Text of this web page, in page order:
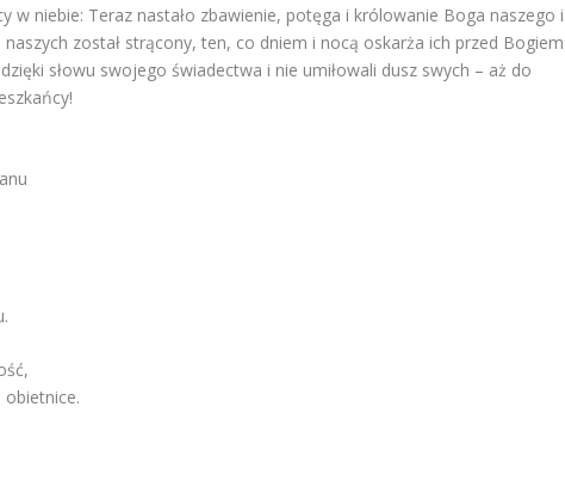
w niebie: Teraz nastało zbawienie, potęga i królowanie Boga naszego i
został strącony, ten, co dniem i nocą oskarża ich przed Bogiem
słowu swojego świadectwa i nie umiłowali dusz swych – aż do